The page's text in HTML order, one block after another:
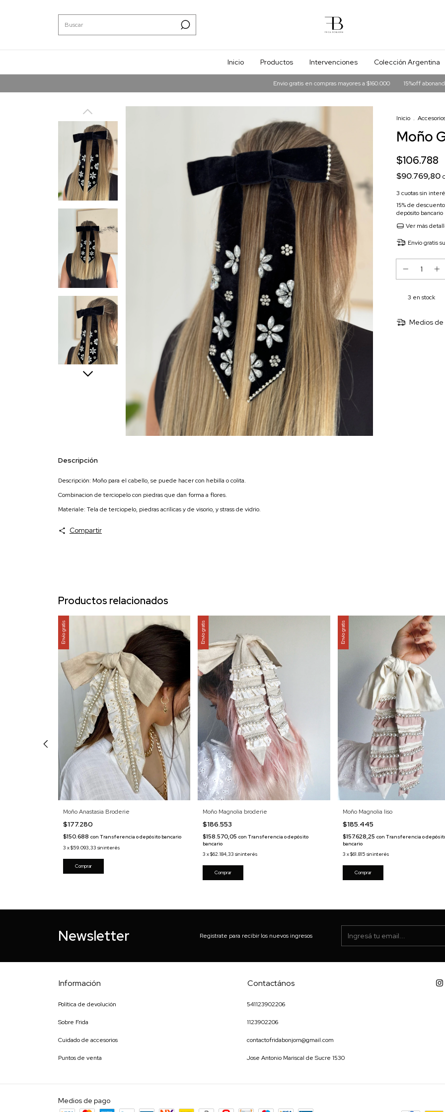
Inicio Productos Intervenciones Colección Argentina
Envio gratis en compras mayores a $160.000 15%off abonando en
Inicio .
Moño
$106.788
$90.769,80
3 cuotas sin
15% de descuento
depósito bancario
Ver más
Envío gratis
3 en stock
Medios de
Descripción
Descripción: Moño para el cabello, se puede hacer con hebilla o colita.
Combinacion de terciopelo con piedras que dan forma a flores.
Materiale: Tela de terciopelo, piedras acrílicas y de visorio, y strass de vidrio.
Compartir
Productos relacionados
Envío gratis
Moño Anastasia Broderie
$177.280
$150.688 con Transferencia o depósito bancario
3 x$59.093,33 sin interés
Comprar
Envío gratis
Moño Magnolia broderie
$186.553
$158.570,05con Transferencia o depósito
bancario
3 x$62.184,33 sin interés
Comprar
Envío gratis
Moño Magnolia liso
$185.445
$157.628,25 con Transferencia o
bancario
3 x$61.815 sin interés
Comprar
Newsletter Registrate para recibir los nuevos ingresos
Información
Política de devolución
Sobre Frida
Cuidado de accesorios
Puntos de venta
Contactános
541123902206
1123902206
contactofridabonjorn@gmail.com
Jose Antonio Mariscal de Sucre 1530
Medios de pago